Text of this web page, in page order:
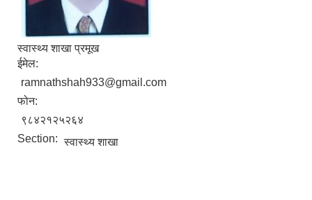
स्वास्थ्य शाखा प्रमूख
ईमेल:
ramnathshah933@gmail.com
फोन:
९८४२१२५२६४
Section: स्वास्थ्य शाखा